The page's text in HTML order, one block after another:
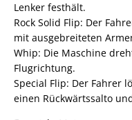
Lenker festhält.
Rock Solid Flip: Der
mit ausgebreiteten
Whip: Die Maschine
Flugrichtung.
Special Flip: Der Fahrer
einen Rückwärtssalto